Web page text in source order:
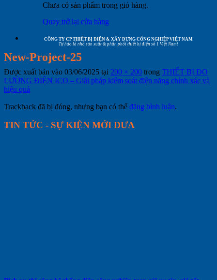
Chưa có sản phẩm trong giỏ hàng.
Quay trở lại cửa hàng
CÔNG TY CP THIẾT BỊ ĐIỆN & XÂY DỰNG CÔNG NGHIỆP VIỆT NAM
Tự hào là nhà sản xuất & phân phối thiết bị điện số 1 Việt Nam!
New-Project-25
Được xuất bản vào 03/06/2025 tại 200 × 200 trong THIẾT BỊ ĐO
LƯỜNG ĐIỆN ICO – Giải pháp kiểm soát điện năng chính xác và
hiệu quả
Trackback đã bị đóng, nhưng bạn có thể đăng bình luận.
TIN TỨC - SỰ KIỆN MỚI ĐƯA